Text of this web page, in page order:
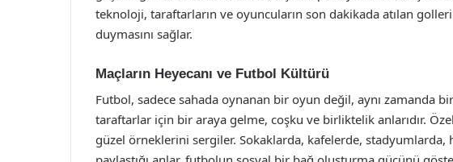
teknoloji, taraftarların ve oyuncuların son dakikada atılan
duymasını sağlar.
Maçların Heyecanı ve Futbol Kültürü
Futbol, sadece sahada oynanan bir oyun değil, aynı zamanda
taraftarlar için bir araya gelme, coşku ve birliktelik anlarıdır.
güzel örneklerini sergiler. Sokaklarda, kafelerde, stadyumlarda,